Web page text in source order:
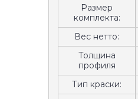
Размер
комплекта:
Вес нетто:
Толщина
профиля
Тип краски: